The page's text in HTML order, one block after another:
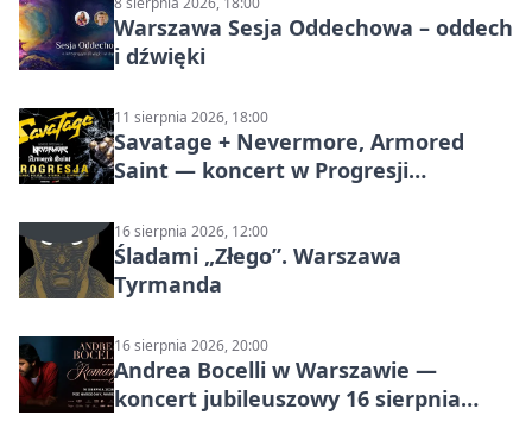
Warszawa Sesja Oddechowa – oddech
i dźwięki
11 sierpnia 2026, 18:00
Savatage + Nevermore, Armored
Saint — koncert w Progresji
16 sierpnia 2026, 12:00
Śladami „Złego”. Warszawa
Tyrmanda
16 sierpnia 2026, 20:00
Andrea Bocelli w Warszawie —
koncert jubileuszowy 16 sierpnia